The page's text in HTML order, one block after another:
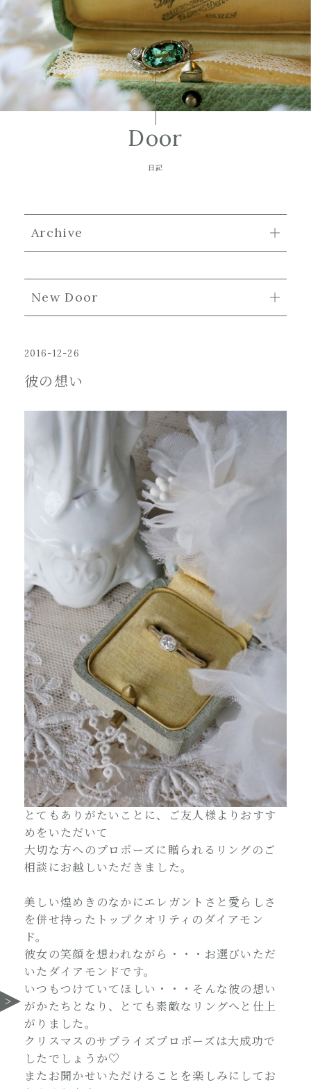
Door
日記
Archive
New Door
2016-12-26
彼の想い
とてもありがたいことに、ご友人様よりおすす
めをいただいて
大切な方へのプロポーズに贈られるリングのご
相談にお越しいただきました。
美しい煌めきのなかにエレガントさと愛らしさ
を併せ持ったトップクオリティのダイアモン
ド。
彼女の笑顔を想われながら・・・お選びいただ
いたダイアモンドです。
いつもつけていてほしい・・・そんな彼の想い
がかたちとなり、とても素敵なリングへと仕上
がりました。
クリスマスのサプライズプロポーズは大成功で
したでしょうか♡
またお聞かせいただけることを楽しみにしてお